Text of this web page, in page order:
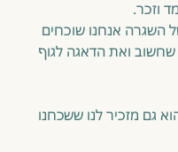
וזכר.
השגרה אנחנו שוכחים
ואת הדאגה לגוף
גם מזכיר לנו ששכחנו